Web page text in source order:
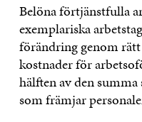
Belöna förtjänstfulla
exemplariska
förändring genom
kostnader för
hälften av den
som främjar